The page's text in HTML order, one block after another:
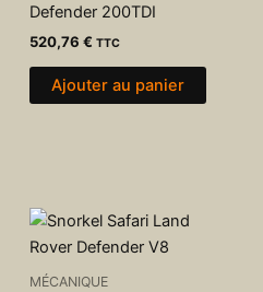
Defender 200TDI
520,76 € TTC
Ajouter au panier
MÉCANIQUE